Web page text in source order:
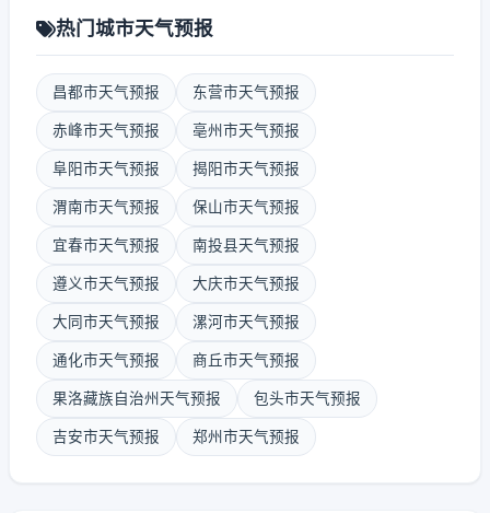
热门城市天气预报
昌都市天气预报 东营市天气预报
赤峰市天气预报 亳州市天气预报
阜阳市天气预报 揭阳市天气预报
渭南市天气预报 保山市天气预报
宜春市天气预报 南投县天气预报
遵义市天气预报 大庆市天气预报
大同市天气预报 漯河市天气预报
通化市天气预报 商丘市天气预报
果洛藏族自治州天气预报 包头市天气预报
吉安市天气预报 郑州市天气预报